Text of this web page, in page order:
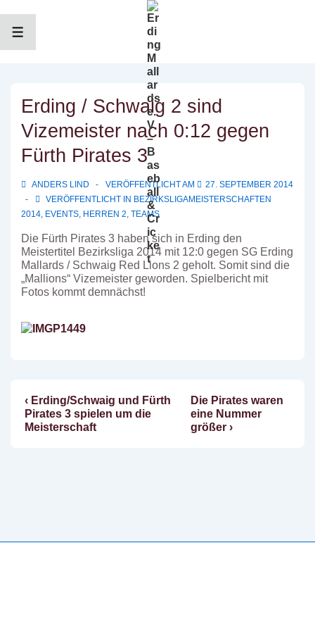
InhaltMENÜ
Erding / Schwaig 2 sind
Vizemeister nach 0:12 gegen
Fürth Pirates 3
ANDERS LIND VERÖFFENTLICHT AM
27. SEPTEMBER 2014
VERÖFFENTLICHT IN BEZIRKSLIGAMEISTERSCHAFTEN
2014, EVENTS, HERREN 2, TEAMS
Die Fürth Pirates 3 haben sich in Erding den
Meistertitel Bezirksliga 2014 mit 12:0 gegen SG Erding
Mallards / Schwaig Red Lions 2 geholt. Somit sind die
„Mallions“ Vizemeister geworden. Spielbericht mit
Fotos kommt demnächst!
Beitragsnavigation
Vorheriger
Beitrag
ist
‹ Erding/Schwaig und Fürth
Pirates 3 spielen um die
Meisterschaft
Nächster
Beitrag
ist
Die Pirates waren
eine Nummer
größer ›